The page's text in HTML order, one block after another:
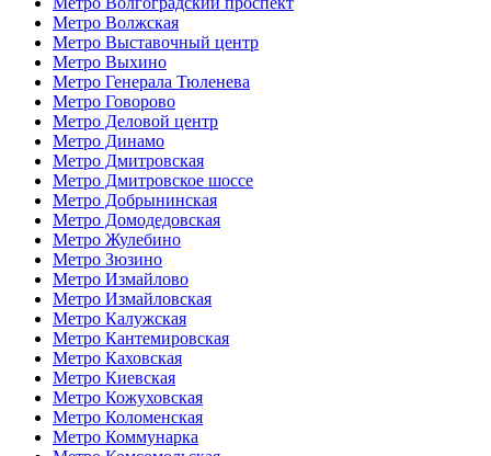
Метро Волжская
Метро Выставочный центр
Метро Выхино
Метро Генерала Тюленева
Метро Говорово
Метро Деловой центр
Метро Динамо
Метро Дмитровская
Метро Дмитровское шоссе
Метро Добрынинская
Метро Домодедовская
Метро Жулебино
Метро Зюзино
Метро Измайлово
Метро Измайловская
Метро Калужская
Метро Кантемировская
Метро Каховская
Метро Киевская
Метро Кожуховская
Метро Коломенская
Метро Коммунарка